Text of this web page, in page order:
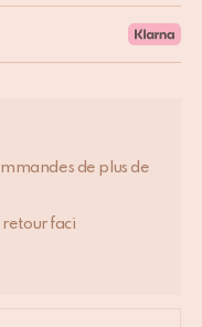
de plus de
retour faci